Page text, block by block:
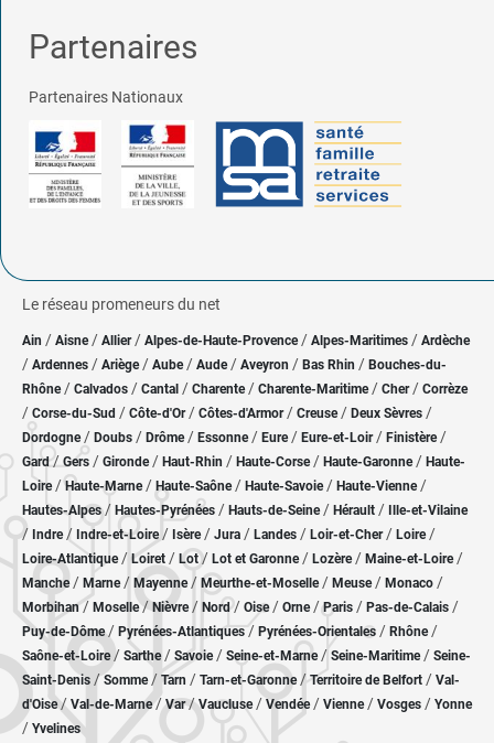
Partenaires
Partenaires Nationaux
Le réseau promeneurs du net
Ain / Aisne/ Allier/ Alpes-de-Haute-Provence / Alpes-Maritimes / Ardèche
/ Ardennes / Ariège/ Aube/ Aude / Aveyron / Bas Rhin / Bouches-du-
Rhône/ Calvados / Cantal / Charente / Charente-Maritime/ Cher / Corrèze
/ Corse-du-Sud / Côte-d'Or / Côtes-d'Armor/ Creuse/ Deux Sèvres /
Dordogne/ Doubs / Drôme/ Essonne / Eure/ Eure-et-Loir / Finistère/
Gard/Gers / Gironde/ Haut-Rhin / Haute-Corse/ Haute-Garonne/ Haute-
Loire/Haute-Marne/ Haute-Saône/ Haute-Savoie/ Haute-Vienne/
Hautes-Alpes/ Hautes-Pyrénées / Hauts-de-Seine/ Hérault / Ille-et-Vilaine
/ Indre/ Indre-et-Loire/ Isère/ Jura / Landes / Loir-et-Cher/ Loire/
Loire-Atlantique/ Loiret / Lot/ Lot et Garonne/ Lozère / Maine-et-Loire/
Manche/ Marne/ Mayenne/ Meurthe-et-Moselle/ Meuse/ Monaco /
Morbihan/ Moselle/ Nièvre / Nord/ Oise / Orne/Paris / Pas-de-Calais /
Puy-de-Dôme/ Pyrénées-Atlantiques / Pyrénées-Orientales / Rhône/
Saône-et-Loire/ Sarthe/ Savoie/ Seine-et-Marne/ Seine-Maritime/ Seine-
Saint-Denis /Somme/ Tarn / Tarn-et-Garonne/Territoire de Belfort / Val-
d'Oise/ Val-de-Marne/Var/Vaucluse/ Vendée/ Vienne/ Vosges / Yonne
/ Yvelines